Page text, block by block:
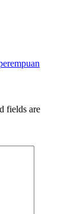
fields are